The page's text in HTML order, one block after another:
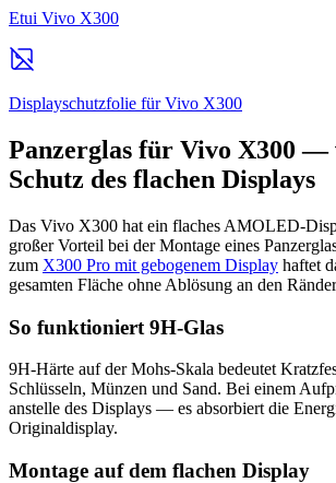
Etui Vivo X300
Displayschutzfolie für Vivo X300
Panzerglas für Vivo X300
Schutz des flachen Displays
Das Vivo X300 hat ein flaches AMOLED-
großer Vorteil bei der Montage eines
zum X300 Pro mit gebogenem Display haftet
gesamten Fläche ohne Ablösung an den
So funktioniert 9H-Glas
9H-Härte auf der Mohs-Skala bedeutet
Schlüsseln, Münzen und Sand. Bei einem
anstelle des Displays — es absorbiert die
Originaldisplay.
Montage auf dem flachen Display